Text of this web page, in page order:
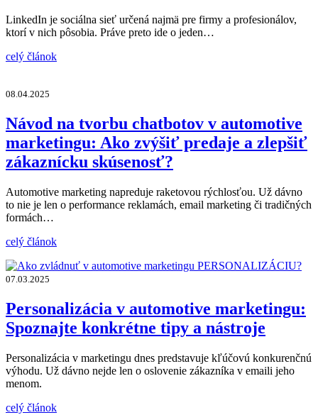
LinkedIn je sociálna sieť určená najmä pre firmy a profesionálov,
ktorí v nich pôsobia. Práve preto ide o jeden…
celý článok
08.04.2025
Návod na tvorbu chatbotov v automotive
marketingu: Ako zvýšiť predaje a zlepšiť
zákaznícku skúsenosť?
Automotive marketing napreduje raketovou rýchlosťou. Už dávno
to nie je len o performance reklamách, email marketing či tradičných
formách…
celý článok
07.03.2025
Personalizácia v automotive marketingu:
Spoznajte konkrétne tipy a nástroje
Personalizácia v marketingu dnes predstavuje kľúčovú konkurenčnú
výhodu. Už dávno nejde len o oslovenie zákazníka v emaili jeho
menom.
celý článok